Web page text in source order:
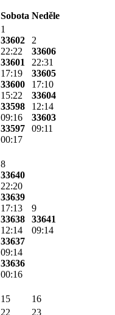
Sobota Neděle
1
33602
22:22
33601
17:19
33600
15:22
33598
09:16
33597
00:17
2
33606
22:31
33605
17:10
33604
12:14
33603
09:11
8
33640
22:20
33639
17:13
33638
12:14
33637
09:14
33636
00:16
9
33641
09:14
15
16
22
23